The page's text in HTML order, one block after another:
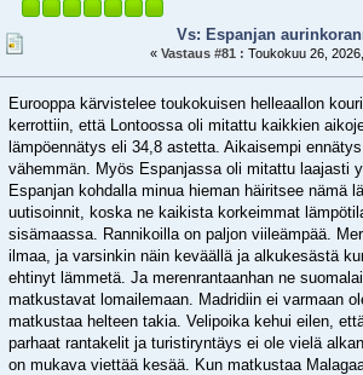
Vs: Espanjan
« Vastaus #81 : Toukokuu 26,
Eurooppa kärvistelee toukokuisen helleaallon
kerrottiin, että Lontoossa oli mitattu kaikkien
lämpöennätys eli 34,8 astetta. Aikaisempi
vähemmän. Myös Espanjassa oli mitattu laajasti
Espanjan kohdalla minua hieman häiritsee nämä
uutisoinnit, koska ne kaikista korkeimmat
sisämaassa. Rannikoilla on paljon viileämpää.
ilmaa, ja varsinkin näin keväällä ja alkukesästä
ehtinyt lämmetä. Ja merenrantaanhan ne
matkustavat lomailemaan. Madridiin ei varmaan
matkustaa helteen takia. Velipoika kehui eilen,
parhaat rantakelit ja turistiryntäys ei ole vielä
on mukava viettää kesää. Kun matkustaa